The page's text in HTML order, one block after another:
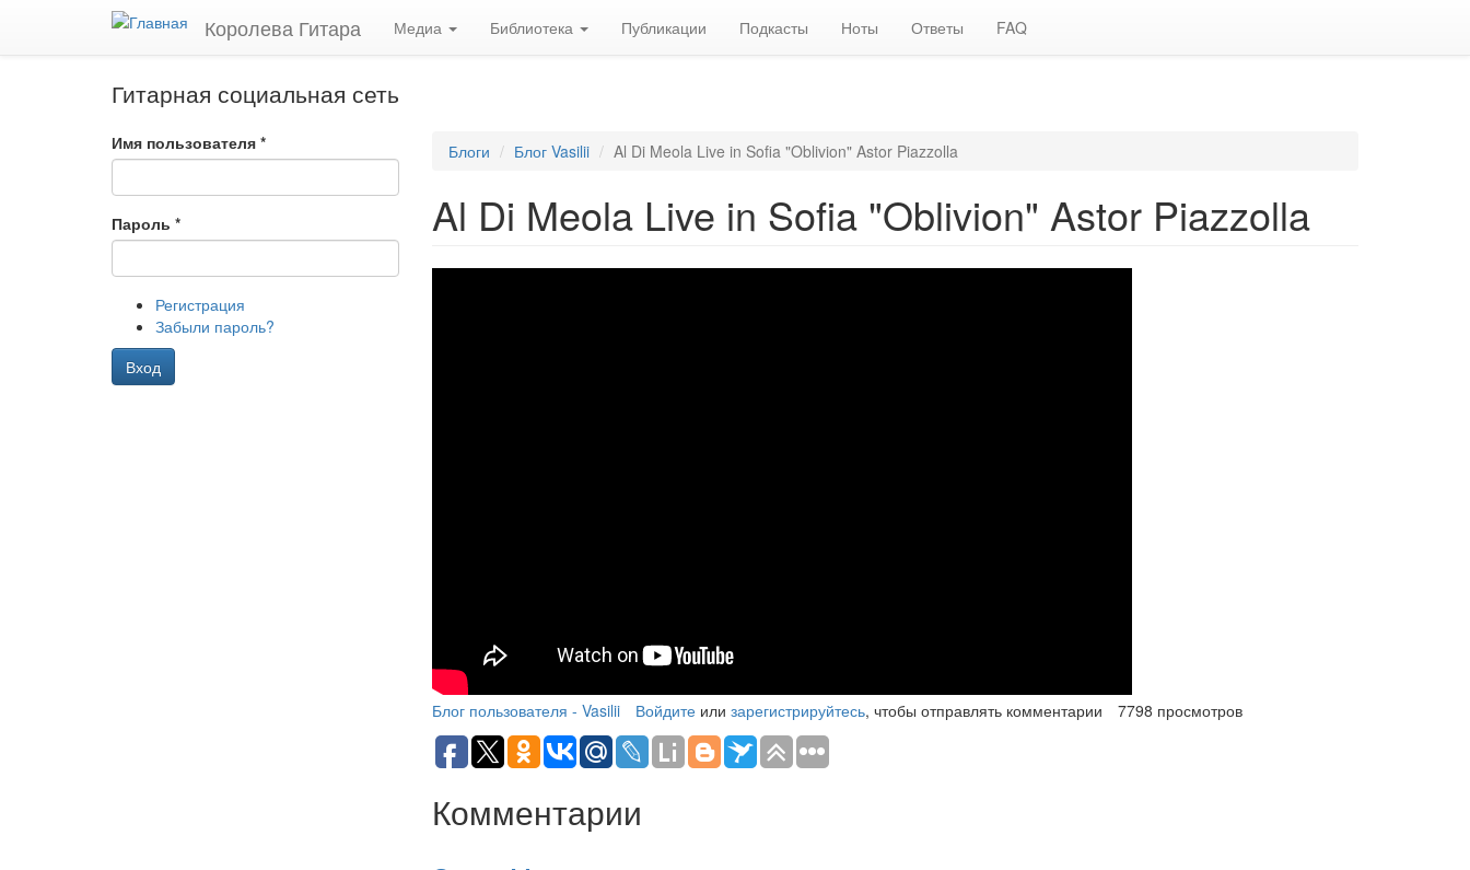
Королева Гитара Медиа Библиотека Публикации Подкасты Ноты Ответы FAQ
Гитарная социальная сеть
Имя пользователя *
Пароль *
Регистрация
Забыли пароль?
Вход
Блоги Блог Vasilii Al Di Meola Live in Sofia "Oblivion" Astor Piazzolla
Al Di Meola Live in Sofia "Oblivion" Astor Piazzolla
Блог пользователя - Vasilii Войдитеили зарегистрируйтесь, чтобы отправлять комментарии 7798 просмотров
Комментарии